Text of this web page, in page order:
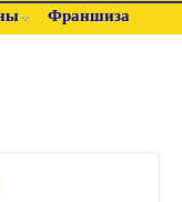
Франшиза